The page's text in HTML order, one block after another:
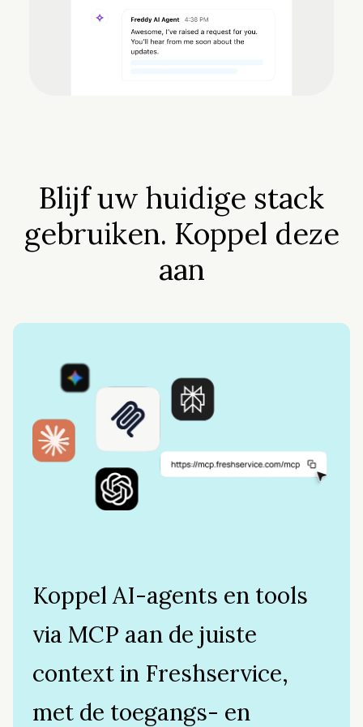
Blijf uw huidige stack
gebruiken. Koppel deze
aan
Koppel AI-agents en tools
via MCP aan de juiste
context in Freshservice,
met de toegangs- en